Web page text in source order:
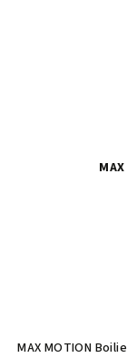
MAX MOTION